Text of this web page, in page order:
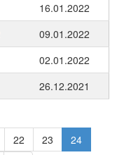
16.01.2022
09.01.2022
02.01.2022
26.12.2021
22 23
24